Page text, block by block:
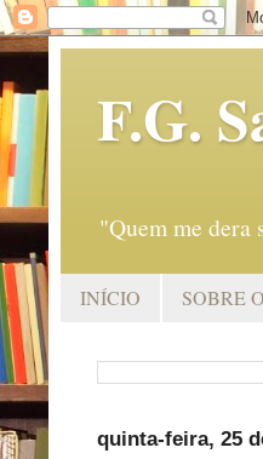
F.G.
"Quem me dera
INÍCIO SOBRE
quinta-feira, 25